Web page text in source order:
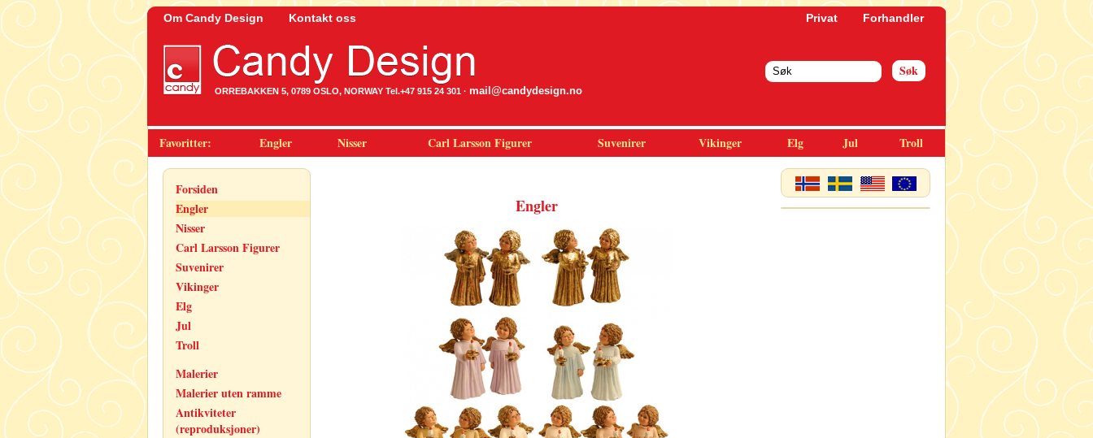
Om Candy Design Kontakt oss Privat Forhandler
ORREBAKKEN 5, 0789 OSLO, NORWAY Tel.+47 915 24 301 · mail@candydesign.no
Favoritter: Engler Nisser Carl Larsson Figurer Suvenirer Vikinger Elg Jul Troll
Forsiden
Engler
Nisser
Carl Larsson Figurer
Suvenirer
Vikinger
Elg
Jul
Troll
Malerier
Malerier uten ramme
Antikviteter
(reproduksjoner)
Engler